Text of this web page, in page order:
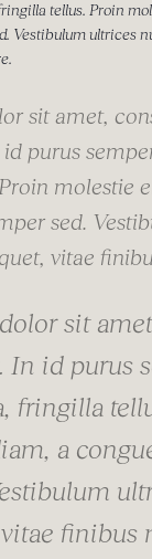
tellus. Proin
Vestibulum ultrices
sit amet,
purus
molestie
sed.
vitae
sit
id purus
fringilla
a
finibus